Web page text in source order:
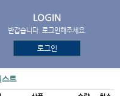
LOGIN
반갑습니다. 로그인해주세요.
로그인
스트